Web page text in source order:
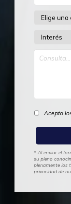
Acepto
* Al enviar el
su pleno
plenamente los
privacidad de